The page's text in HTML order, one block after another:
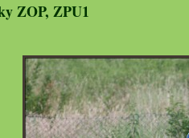
ZOP, ZPU1